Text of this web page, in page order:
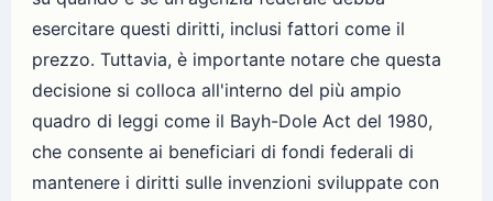
esercitare questi diritti, inclusi fattori come il
prezzo. Tuttavia, è importante notare che questa
decisione si colloca all'interno del più ampio
quadro di leggi come il Bayh-Dole Act del 1980,
che consente ai beneficiari di fondi federali di
mantenere i diritti sulle invenzioni sviluppate con